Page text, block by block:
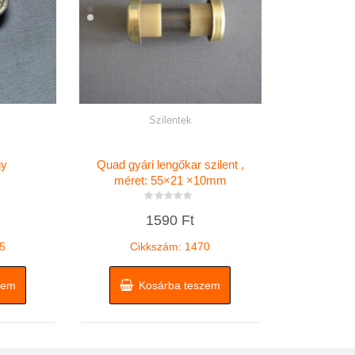
Szilentek
Quad gyári lengőkar szilent ,
méret: 55×21 ×10mm
01590 Ft
Cikkszám: 1470
Kosárba teszem